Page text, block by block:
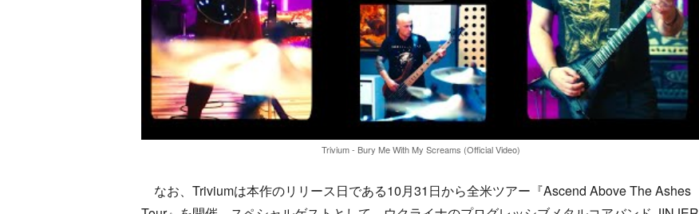
Trivium - Bury Me With My Screams (Official Video)
なお、Triviumは本作のリリース日である10月31日から全米ツアー『Ascend Above The Ashes